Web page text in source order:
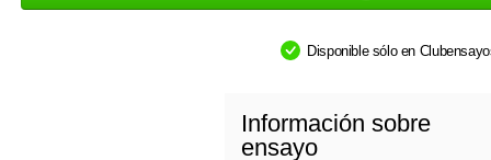
Disponible sólo en
Información sobre
ensayo